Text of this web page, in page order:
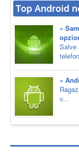
Top Android
»
Salve
»
v...